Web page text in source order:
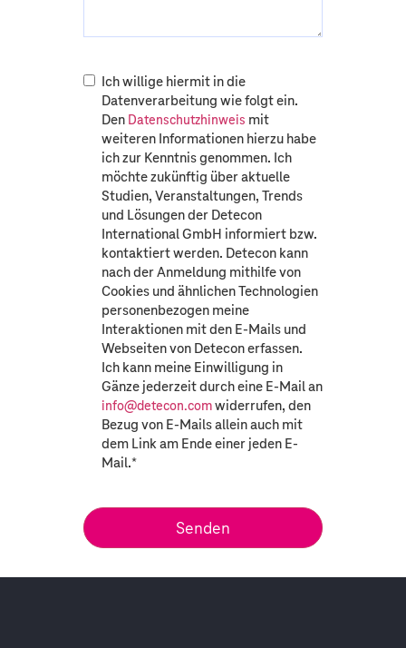
Ich willige hiermit in die
Datenverarbeitung wie folgt ein.
Den Datenschutzhinweis mit
weiteren Informationen hierzu habe
ich zur Kenntnis genommen. Ich
möchte zukünftig über aktuelle
Studien, Veranstaltungen, Trends
und Lösungen der Detecon
International GmbH informiert bzw.
kontaktiert werden. Detecon kann
nach der Anmeldung mithilfe von
Cookies und ähnlichen Technologien
personenbezogen meine
Interaktionen mit den E-Mails und
Webseiten von Detecon erfassen.
Ich kann meine Einwilligung in
Gänze jederzeit durch eine E-Mail an
info@detecon.comwiderrufen, den
Bezug von E-Mails allein auch mit
dem Link am Ende einer jeden E-
Mail.*